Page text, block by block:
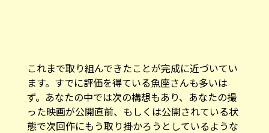
これまで取り組んできたことが完成に近づいてい
ます。すでに評価を得ている魚座さんも多いは
ず。あなたの中では次の構想もあり、あなたの撮
った映画が公開直前、もしくは公開されている状
態で次回作にもう取り掛かろうとしているような